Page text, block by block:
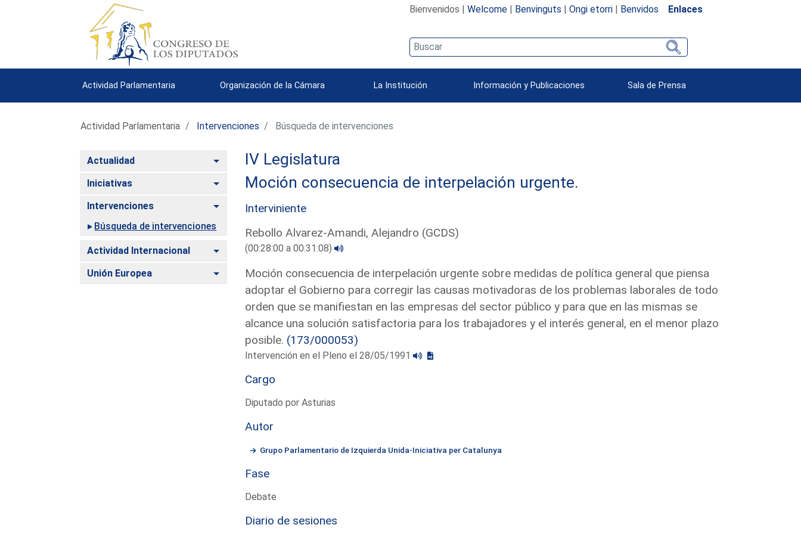
Bienvenidos | Welcome| Benvinguts | Ongi etorri| Benvidos Enlaces
Actividad Parlamentaria Organización de la Cámara La Institución Información y Publicaciones Sala de Prensa
Actividad Parlamentaria Intervenciones Búsqueda de intervenciones
Actualidad Alternar
Iniciativas Alternar
Intervenciones
Alternar
Búsqueda de intervenciones
Actividad Internacional Alternar
Unión Europea Alternar
IV Legislatura
Moción consecuencia de interpelación urgente.
Interviniente
Rebollo Alvarez-Amandi, Alejandro (GCDS)
(00:28:00 a 00:31:08)
Moción consecuencia de interpelación urgente sobre medidas de política general que piensa
adoptar el Gobierno para corregir las causas motivadoras de los problemas laborales de todo
orden que se manifiestan en las empresas del sector público y para que en las mismas se
alcance una solución satisfactoria para los trabajadores y el interés general, en el menor plazo
posible. (173/000053)
Intervención en el Pleno el 28/05/1991
Cargo
Diputado por Asturias
Autor
Grupo Parlamentario de Izquierda Unida-Iniciativa per Catalunya
Fase
Debate
Diario de sesiones